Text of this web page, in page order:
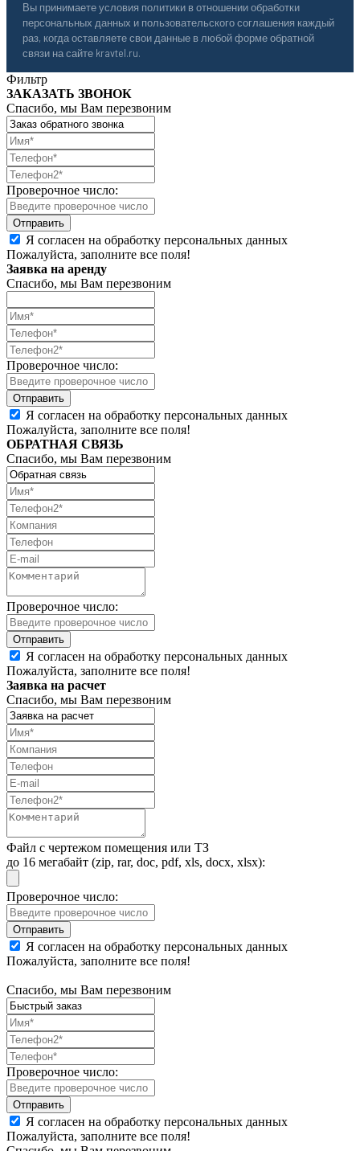
Вы принимаете условия политики в отношении обработки
персональных данных и пользовательского соглашения каждый
раз, когда оставляете свои данные в любой форме обратной
связи на сайте kravtel.ru.
Фильтр
ЗАКАЗАТЬ ЗВОНОК
Спасибо, мы Вам перезвоним
Проверочное число:
Я согласен на обработку персональных данных
Пожалуйста, заполните все поля!
Заявка на аренду
Спасибо, мы Вам перезвоним
Проверочное число:
Я согласен на обработку персональных данных
Пожалуйста, заполните все поля!
ОБРАТНАЯ СВЯЗЬ
Спасибо, мы Вам перезвоним
Проверочное число:
Я согласен на обработку персональных данных
Пожалуйста, заполните все поля!
Заявка на расчет
Спасибо, мы Вам перезвоним
Файл с чертежом помещения или ТЗ
до 16 мегабайт (zip, rar, doc, pdf, xls, docx, xlsx):
Проверочное число:
Я согласен на обработку персональных данных
Пожалуйста, заполните все поля!
Спасибо, мы Вам перезвоним
Проверочное число:
Я согласен на обработку персональных данных
Пожалуйста, заполните все поля!